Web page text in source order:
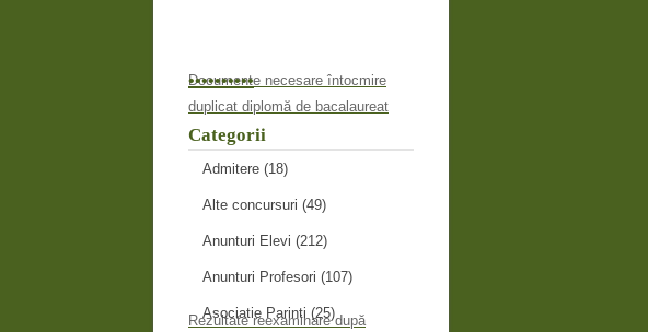
Documente necesare întocmire
duplicat diplomă de bacalaureat
Rezultate reexaminare după
••••••••••
Categorii
Admitere (18)
Alte concursuri (49)
Anunturi Elevi (212)
Anunturi Profesori (107)
Asociatie Parinti (25)